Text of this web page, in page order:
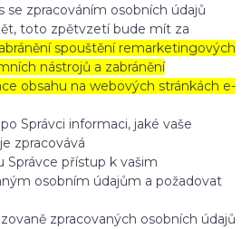
se zpracováním osobních údajů
toto zpětvzetí bude mít za
spouštění remarketingových
nástrojů a zabránění
obsahu na webových stránkách e-
Správci informaci, jaké vaše
zpracovává
Správce přístup k vašim
osobním údajům a požadovat
zpracovaných osobních údajů